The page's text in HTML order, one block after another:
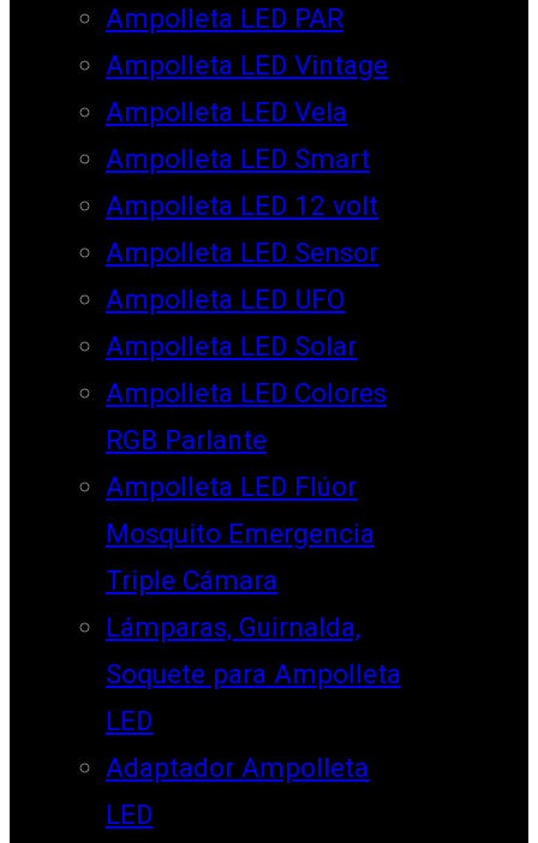
Ampolleta LED PAR
Ampolleta LED Vintage
Ampolleta LED Vela
Ampolleta LED Smart
Ampolleta LED 12 volt
Ampolleta LED Sensor
Ampolleta LED UFO
Ampolleta LED Solar
Ampolleta LED Colores
RGB Parlante
Ampolleta LED Flúor
Mosquito Emergencia
Triple Cámara
Lámparas, Guirnalda,
Soquete para Ampolleta
LED
Adaptador Ampolleta
LED